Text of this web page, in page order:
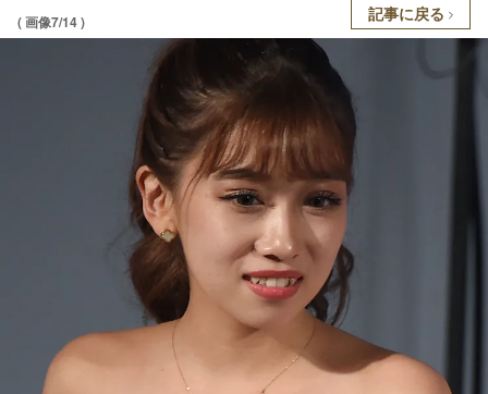
( 画像7/14 ) 記事に戻る